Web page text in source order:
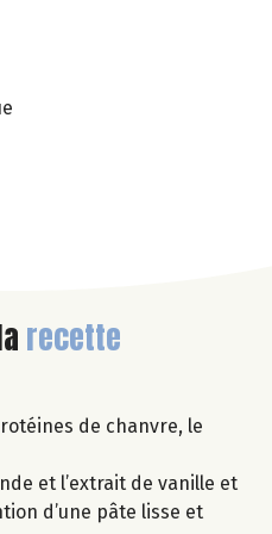
recette
de chanvre, le
et l’extrait de vanille et
d’une pâte lisse et